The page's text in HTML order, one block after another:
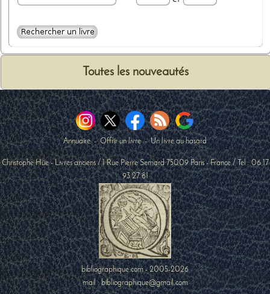
Toutes les nouveautés
Annuaire-Offrir un livre-Un livre au hasard
Christophe Hüe - Livres anciens /1 Rue Pierre Semard 75009 Paris-France / Tel :06 17
93 27 81
bibliographique.com - 2005-2026
mail : bibliographique@gmail.com